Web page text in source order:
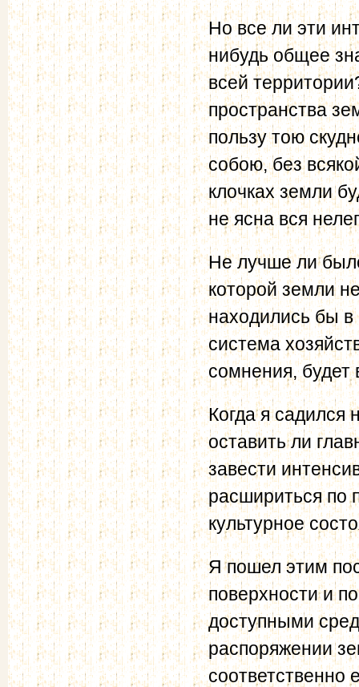
Но все ли эти
нибудь общее
всей
пространства
пользу тою
собою, без
клочках земли
не ясна вся
Не лучше ли
которой земли
находились бы в
система
сомнения, будет
Когда я садился
оставить ли
завести
расшириться по
культурное
Я пошел этим
поверхности и
доступными
распоряжении
соответственно